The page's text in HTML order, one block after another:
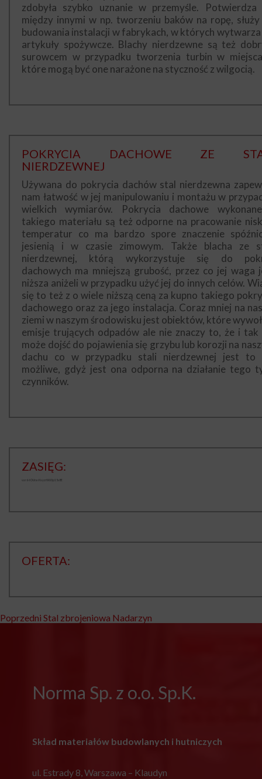
zdobyła szybko uznanie w przemyśle. Potwierdza
między innymi w np. tworzeniu baków na ropę,
budowania instalacji w fabrykach, w których wytwarza
artykuły spożywcze. Blachy nierdzewne są też
surowcem w przypadku tworzenia turbin w
które mogą być one narażone na styczność z wilgocią.
POKRYCIA DACHOWE ZE
NIERDZEWNEJ
Używana do pokrycia dachów stal nierdzewna
nam łatwość w jej manipulowaniu i montażu w
wielkich wymiarów. Pokrycia dachowe
takiego materiału są też odporne na pracowanie
temperatur co ma bardzo spore znaczenie
jesienią i w czasie zimowym. Także blacha ze
nierdzewnej, którą wykorzystuje się do
dachowych ma mniejszą grubość, przez co jej waga
niższa aniżeli w przypadku użyć jej do innych celów.
się to też z o wiele niższą ceną za kupno takiego
dachowego oraz za jego instalacja. Coraz mniej na
ziemi w naszym środowisku jest obiektów, które
emisje trujących odpadów ale nie znaczy to, że i tak
może dojść do pojawienia się grzybu lub korozji na
dachu co w przypadku stali nierdzewnej jest to
możliwe, gdyż jest ona odporna na działanie tego
czynników.
ZASIĘG:
var6-tOUrasYaycrWU0p15s8E
OFERTA:
Nawigacja
Poprzedni Poprzedni
Stal zbrojeniowa Nadarzyn
Norma Sp. z o.o. Sp.K.
Skład materiałów budowlanych i hutniczych
ul. Estrady 8, Warszawa – Klaudyn